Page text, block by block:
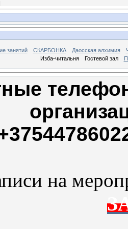
занятий СКАРБОНКА Даосская алхимия
Изба-читальня
Гостевой зал
на